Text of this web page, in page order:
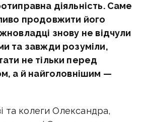
діяльність. Саме
продовжити його
знову не відчули
та завжди розуміли,
не тільки перед
а й найголовнішим —
та колеги Олександра,